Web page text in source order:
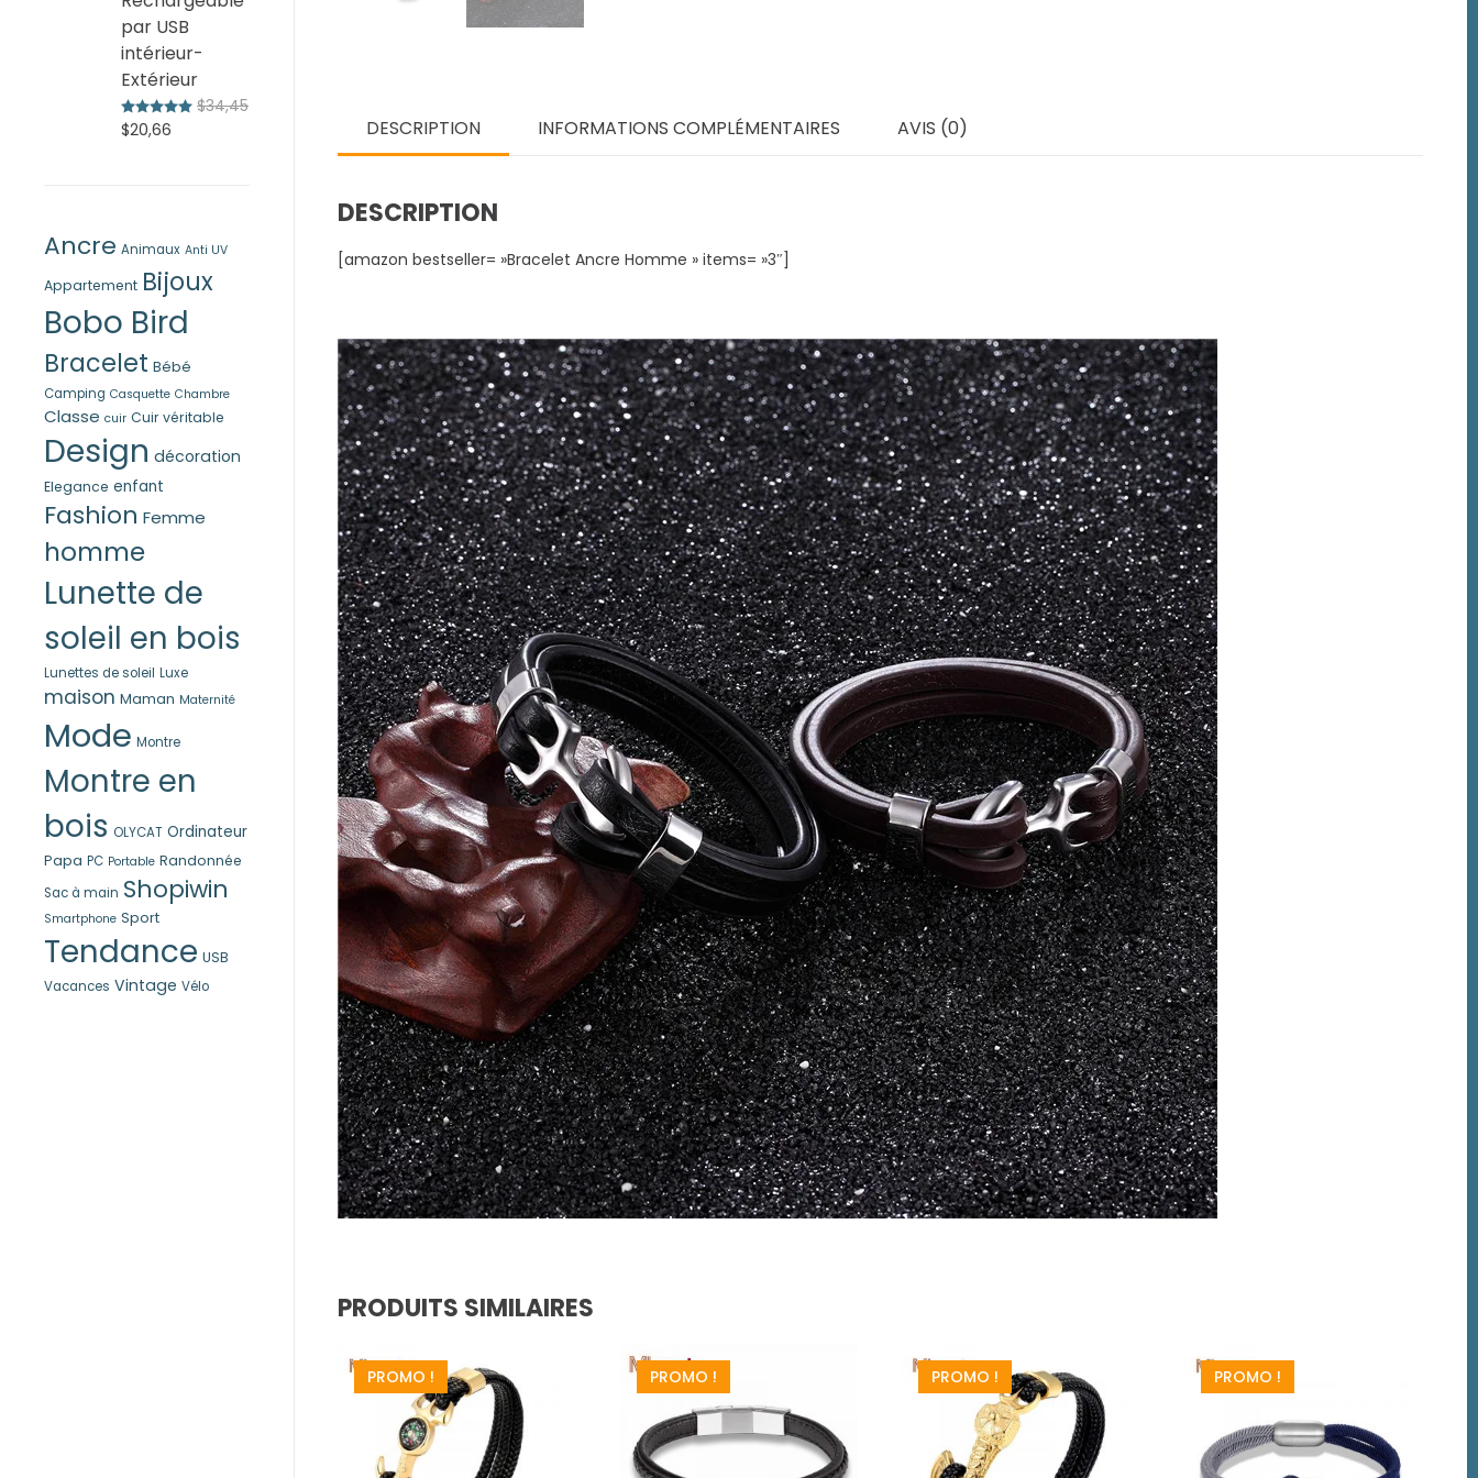
DESCRIPTION INFORMATIONS COMPLÉMENTAIRES AVIS (0)
DESCRIPTION
[amazon bestseller= »Bracelet Ancre Homme » items= »3″]
PRODUITS SIMILAIRES
PROMO ! PROMO ! PROMO ! PROMO !
$98,79
par USB
intérieur-
Extérieur
Note5.00
$34,45
Le
$20,66
Ancre Animaux Anti UV
Appartement Bijoux
Bobo Bird
Bracelet Bébé
Camping Casquette Chambre
Classe cuir Cuir véritable
Design décoration
Elegance enfant
Fashion Femme
homme
Lunette de
soleil en bois
Lunettes de soleil Luxe
maison Maman Maternité
Mode Montre
Montre en
bois OLYCAT Ordinateur
Papa PC Portable Randonnée
Sac à main Shopiwin
Smartphone Sport
Tendance USB
Vacances Vintage Vélo